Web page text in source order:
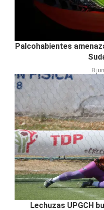
Palcohabientes
8
Lechuzas UPGCH